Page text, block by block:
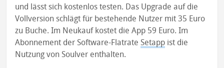
und lässt sich kostenlos testen. Das Upgrade auf die
Vollversion schlägt für bestehende Nutzer mit 35 Euro
zu Buche. Im Neukauf kostet die App 59 Euro. Im
Abonnement der Software-Flatrate Setapp ist die
Nutzung von Soulver enthalten.